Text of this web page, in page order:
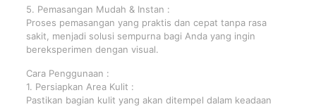
5. Pemasangan Mudah & Instan :
Proses pemasangan yang praktis dan cepat tanpa rasa
sakit, menjadi solusi sempurna bagi Anda yang ingin
bereksperimen dengan visual.
Cara Penggunaan :
1. Persiapkan Area Kulit :
Pastikan bagian kulit yang akan ditempel dalam keadaan